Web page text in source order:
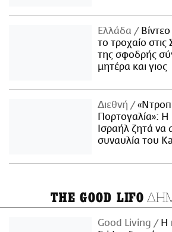
Ελλάδα
το τροχαίο στις
της σφοδρής
μητέρα και γιος
Διεθνή
Πορτογαλία»: Η
Ισραήλ ζητά να
συναυλία του
THE GOOD LIFO
Good Living
Η